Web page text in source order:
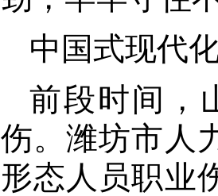
中国式现代
前段时间，
伤。潍坊市人
形态人员职业